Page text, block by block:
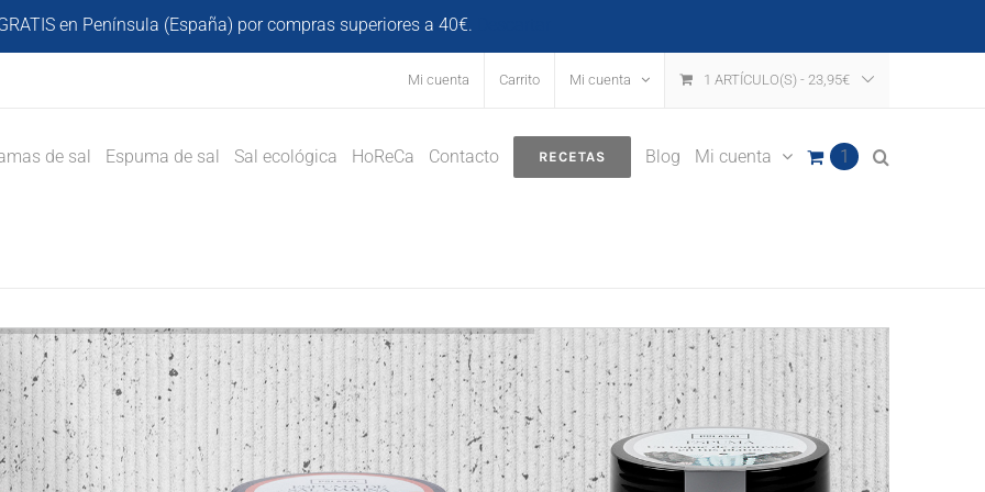
en Península (España) por compras superiores a 40€.
Mi cuenta Carrito Mi cuenta 1 ARTÍCULO(S) - 23,95€
de sal Espuma de sal Sal ecológica HoReCa Contacto RECETAS Blog Mi cuenta 1